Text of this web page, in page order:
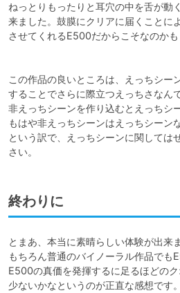
ねっとりもったりと耳穴の中を舌が動
来ました。鼓膜にクリアに届くことに
させてくれるE500だからこそなのかも
この作品の良いところは、えっちシー
することでさらに際立つえっちさなん
非えっちシーンを作り込むとえっちシ
もはや非えっちシーンはえっちシーン
という訳で、えっちシーンに関しては
さい。
終わりに
とまあ、本当に素晴らしい体験が出来
もちろん普通のバイノーラル作品でも
E500の真価を発揮するに足るほどの
少ないかなというのが正直な感想です。